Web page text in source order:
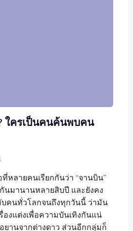
ใครเป็นคนค้นพบคน
ที่หลายคนเรียกกันว่า “จานบิน”
นมานานหลายสิบปี และยังคง
บคนทั่วโลกจนถึงทุกวันนี้ ว่ามัน
องแต่งเพื่อความบันเทิงกันแน่
านจากต่างดาว ส่วนอีกกลุ่มก็